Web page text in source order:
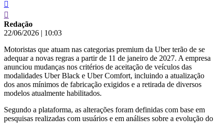
Redação
22/06/2026 | 10:03
Motoristas que atuam nas categorias premium da Uber terão de se
adequar a novas regras a partir de 11 de janeiro de 2027. A empresa
anunciou mudanças nos critérios de aceitação de veículos das
modalidades Uber Black e Uber Comfort, incluindo a atualização
dos anos mínimos de fabricação exigidos e a retirada de diversos
modelos atualmente habilitados.
Segundo a plataforma, as alterações foram definidas com base em
pesquisas realizadas com usuários e em análises sobre a evolução do